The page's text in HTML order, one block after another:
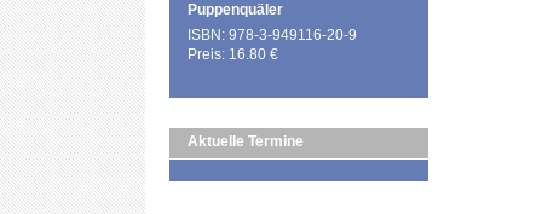
Puppenquäler
ISBN: 978-3-949116-20-9
Preis: 16.80 €
Aktuelle Termine